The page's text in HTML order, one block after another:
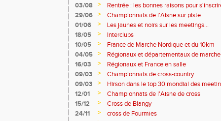
03/08 >
Rentrée : les bonnes raisons pour
29/06
>
Championnats de l'Aisne sur piste
01/06
>
Les jaunes et noirs sur les meetings...
18/05
>
Interclubs
10/05
>
France de Marche Nordique et du 10km
04/05
>
Régionaux et départementaux de
16/03
>
Régionaux et France en salle
09/03
>
Championnats de cross-country
09/03
>
Hirson dans le top 30 mondial des
12/01
>
Championnats de l'Aisne de cross
15/12
>
Cross de Blangy
24/11
>
cross de Fourmies